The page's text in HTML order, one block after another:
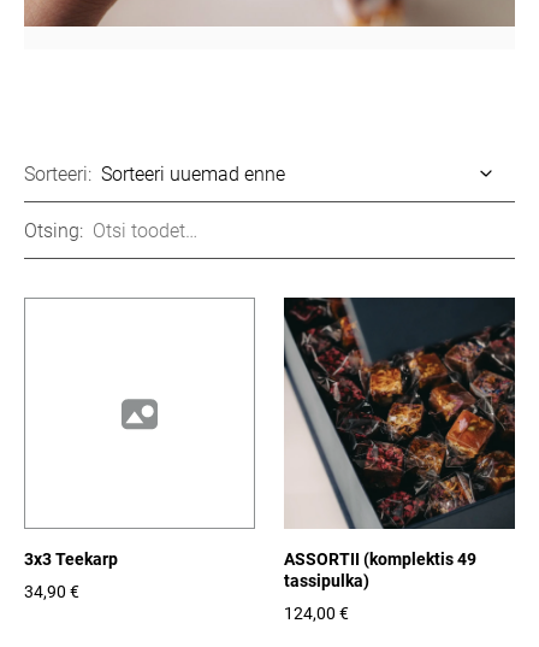
Sorteeri:
Otsing:
3x3 Teekarp
34,90 €
ASSORTII (komplektis 49
tassipulka)
124,00 €